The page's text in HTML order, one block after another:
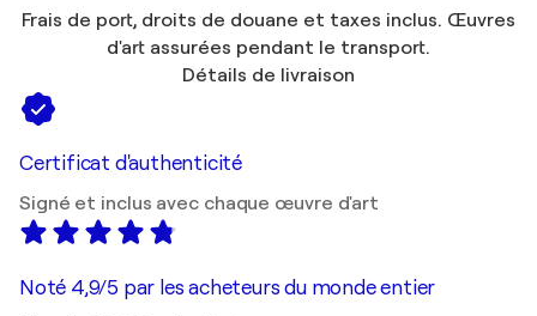
Frais de port, droits de douane et taxes inclus. Œuvres
d'art assurées pendant le transport.
Détails de livraison
Certificat d'authenticité
Signé et inclus avec chaque œuvre d'art
Noté 4,9/5 par les acheteurs du monde entier